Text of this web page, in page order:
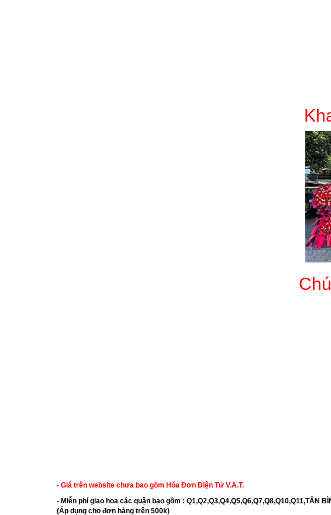
- Giá trên website chưa bao gồm Hóa Đơn Điện Tử V.A.T.
- Miễn phí giao hoa các quận bao gồm : Q1,Q2,Q3,Q4,Q5,Q6,Q7,Q8,Q10,Q11,TÂN
(Áp dụng cho đơn hàng trên 500k)